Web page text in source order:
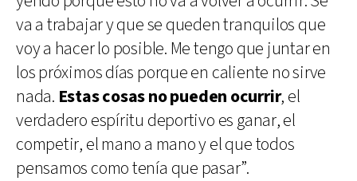
va a trabajar y que se queden tranquilos que
voy a hacer lo posible. Me tengo que juntar en
los próximos días porque en caliente no sirve
nada. Estas cosas no pueden ocurrir, el
verdadero espíritu deportivo es ganar, el
competir, el mano a mano y el que todos
pensamos como tenía que pasar”.